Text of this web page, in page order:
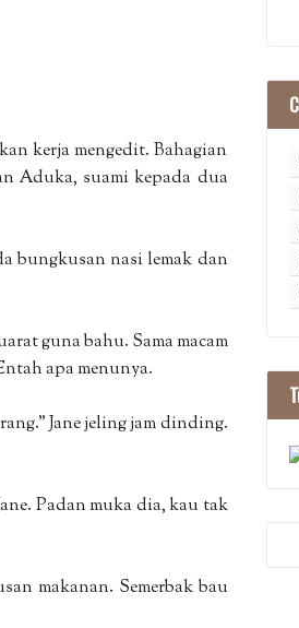
kerja mengedit. Bahagian
Aduka, suami kepada dua
bungkusan nasi lemak dan
guna bahu. Sama macam
apa menunya.
Jane jeling jam dinding.
Padan muka dia, kau tak
makanan. Semerbak bau